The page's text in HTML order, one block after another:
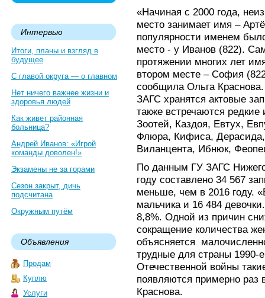
Интервью
Итоги, планы и взгляд в
будущее
С главой округа — о главном
Нет ничего важнее жизни и
здоровья людей
Как живет районная
больница?
Андрей Иванов: «Игрой
команды доволен!»
Экзамены не за горами
Сезон закрыт, дичь
подсчитана
Окружным путём
Объявления
Продам
Куплю
Услуги
«Начиная с 2000 года,
место занимает имя –
популярности именем
место - у Иванов (822).
протяжении многих лет
втором месте – София
сообщила Ольга
ЗАГС хранятся актовые
также встречаются
Зоотей, Каздоя, Евтух,
Флюра, Кифиса,
Виланцента, Ибнюк,
По данным ГУ ЗАГС
году составлено 34 567
меньше, чем в 2016 году.
мальчика и 16 484
8,8%. Одной из причин
сокращение количества
объясняется
трудные для страны 1990-
Отечественной войны
появляются примерно раз
Краснова.